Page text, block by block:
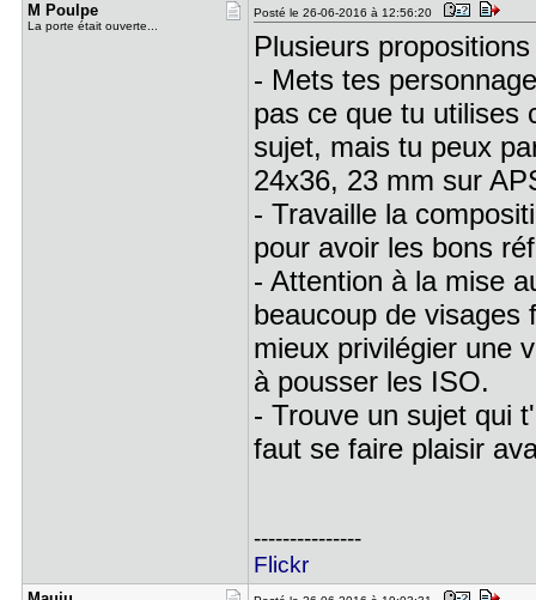
M Poulpe
La porte était ouverte...
Posté le 26-06-2016 à 12:56:20
Plusieurs
- Mets tes
pas ce que tu utilises
sujet, mais tu peux
24x36, 23 mm sur
- Travaille la
pour avoir les bons
- Attention à la mise
beaucoup de visages
mieux privilégier une
à pousser les ISO.
- Trouve un sujet qui
faut se faire plaisir
---------------
Flickr